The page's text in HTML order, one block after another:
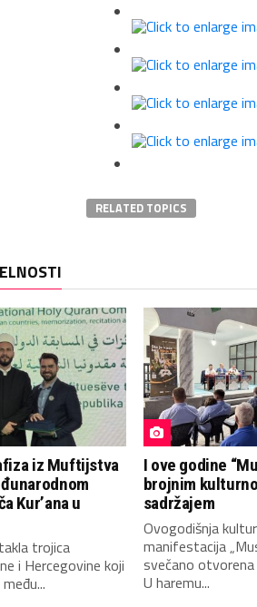
RELATED TOPICS
iz Muftijstva
Kur’ana u
trojica
i Hercegovine koji
I ove godine
brojnim
sadržajem
Ovogodišnja
manifestacija
svečano
U haremu...